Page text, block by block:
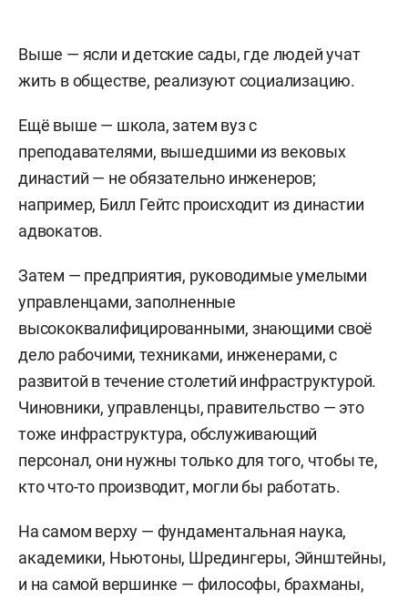
Выше — ясли и детские сады, где людей учат
жить в обществе, реализуют социализацию.
Ещё выше — школа, затем вуз с
преподавателями, вышедшими из вековых
династий — не обязательно инженеров;
например, Билл Гейтс происходит из династии
адвокатов.
Затем — предприятия, руководимые умелыми
управленцами, заполненные
высококвалифицированными, знающими своё
дело рабочими, техниками, инженерами, с
развитой в течение столетий инфраструктурой.
Чиновники, управленцы, правительство — это
тоже инфраструктура, обслуживающий
персонал, они нужны только для того, чтобы те,
кто что-то производит, могли бы работать.
На самом верху — фундаментальная наука,
академики, Ньютоны, Шредингеры, Эйнштейны,
и на самой вершинке — философы, брахманы,